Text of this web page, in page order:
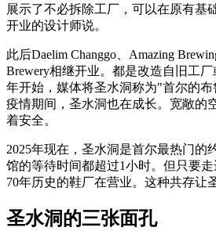
展示了不必拆除工厂，可以在原有基
开业的设计师说。
此后Daelim Changgo、Amazing
Brewery相继开业。都是改造自旧工
年开始，媒体将圣水洞称为"首尔的
疫情期间，圣水洞也在成长。宽敞的
着安全。
2025年现在，圣水洞是首尔最热门的
馆的等待时间都超过1小时。但只要
70年历史的鞋厂在营业。这种共存让
圣水洞的三张面孔